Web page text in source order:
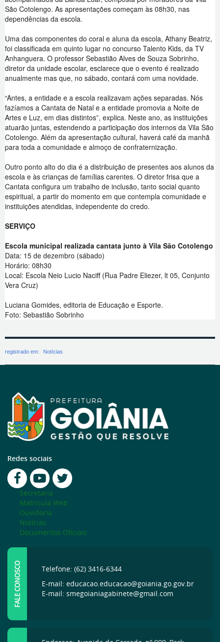
São Cotolengo. As apresentações começam às 08h30, nas
dependências da escola.
Uma das componentes do coral e aluna da escola, Athany Beatriz,
foi classificada em quinto lugar no concurso Talento Kids, da TV
Anhanguera. O professor Sebastião Alves de Souza Sobrinho,
diretor da unidade escolar, esclarece que o evento é realizado
anualmente mas que, no sábado, contará com uma novidade.
“Antes, a entidade e a escola realizavam ações separadas. Nós
fazíamos a Cantata de Natal e a entidade promovia a Noite de
Artes e Luz, em dias distintos”, explica. Neste ano, as instituições
atuarão juntas, estendendo a participação dos internos da Vila São
Cotolengo. Além da apresentação cultural, haverá café da manhã
para toda a comunidade e almoço de confraternização.
Outro ponto alto do dia é a distribuição de presentes aos alunos da
escola e às crianças de famílias carentes. O diretor frisa que a
Cantata configura um trabalho de inclusão, tanto social quanto
espiritual, a partir do momento em que contempla comunidade e
instituições atendidas, independente do credo.
SERVIÇO
Escola municipal realizada cantata junto à Vila São Cotolengo
Data: 15 de dezembro (sábado)
Horário: 08h30
Local: Escola Neio Lucio Naciff (Rua Padre Eliezer, lt 05, Conjunto
Vera Cruz)
Luciana Gomides, editoria de Educação e Esporte.
Foto: Sebastião Sobrinho
registrado em: Notícias
Redes sociais
Secretaria
Matrícula Web
Ouvidoria
Notícias
Documentos Oficiais
FALE CONOSCO
Telefone: (62) 3416-6344
E-mail: educacao.educacao@goiania.go.gov.br
E-mail: smegoianiagabinete@gmail.com